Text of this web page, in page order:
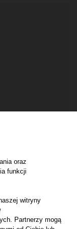
oraz
funkcji
witryny
Partnerzy mogą